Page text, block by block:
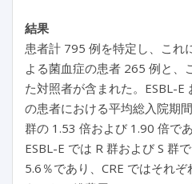
結果
患者計 795 例を特定し、これ
よる菌血症の患者 265 例と、
た対照者が含まれた。ESBL-E
の患者における平均総入院期
群の 1.53 倍および 1.90 倍で
ESBL-E では R 群および S 群
5.6％であり、CRE ではそれ